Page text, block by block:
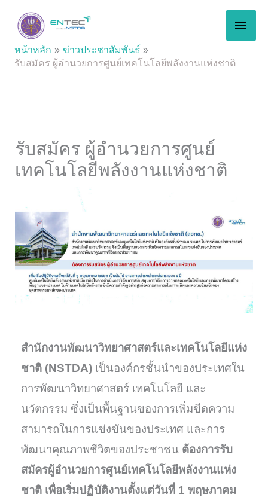
content
หน้าหลัก
ข่าวประชาสัมพันธ์
รับสมัคร ผู้อำนวยการศูนย์เทคโนโลยีพลังงานแห่งชาติ
รับสมัคร ผู้อำนวยการศูนย์
เทคโนโลยีพลังงานแห่งชาติ
สำนักงานพัฒนาวิทยาศาสตร์และเทคโนโลยีแห่ง
ชาติ (NSTDA)เป็นองค์กรชั้นนำของประเทศใน
การพัฒนาวิทยาศาสตร์ เทคโนโลยี และ
นวัตกรรม ซึ่งเป็นพื้นฐานของการเพิ่มขีดความ
สามารถในการแข่งขันของประเทศ และการ
พัฒนาคุณภาพชีวิตของประชาชน ต้องการรับ
สมัครผู้อำนวยการศูนย์เทคโนโลยีพลังงานแห่ง
ชาติ เพื่อเริ่มปฏิบัติงานตั้งแต่วันที่ 1 พฤษภาคม